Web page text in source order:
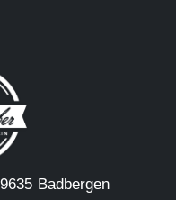
Badbergen